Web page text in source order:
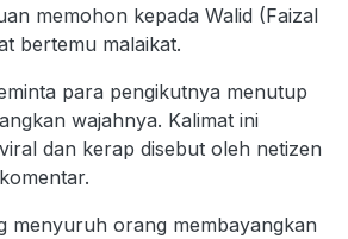
memohon kepada Walid (Faizal
bertemu malaikat.
para pengikutnya menutup
wajahnya. Kalimat ini
dan kerap disebut oleh netizen
menyuruh orang membayangkan